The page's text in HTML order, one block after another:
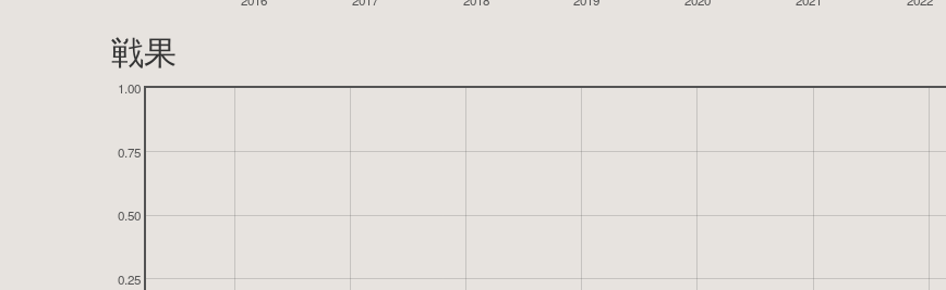
戦果
0.25
0.50
0.75
1.00